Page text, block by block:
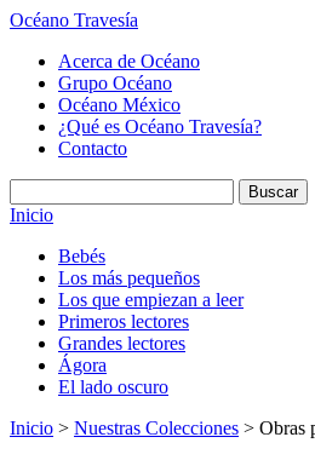
Océano Travesía
Acerca de Océano
Grupo Océano
Océano México
¿Qué es Océano Travesía?
Contacto
Inicio
Bebés
Los más pequeños
Los que empiezan a leer
Primeros lectores
Grandes lectores
Ágora
El lado oscuro
Inicio > Nuestras Colecciones > Obras